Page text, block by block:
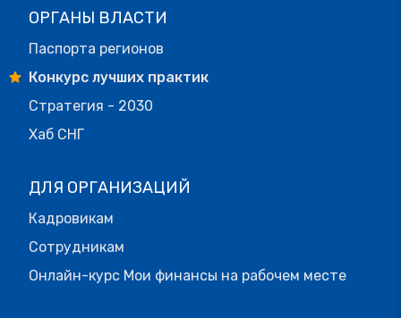
ОРГАНЫ ВЛАСТИ
Паспорта регионов
Конкурс лучших практик
Стратегия - 2030
Хаб СНГ
ДЛЯ ОРГАНИЗАЦИЙ
Кадровикам
Сотрудникам
Онлайн-курс Мои финансы на рабочем месте